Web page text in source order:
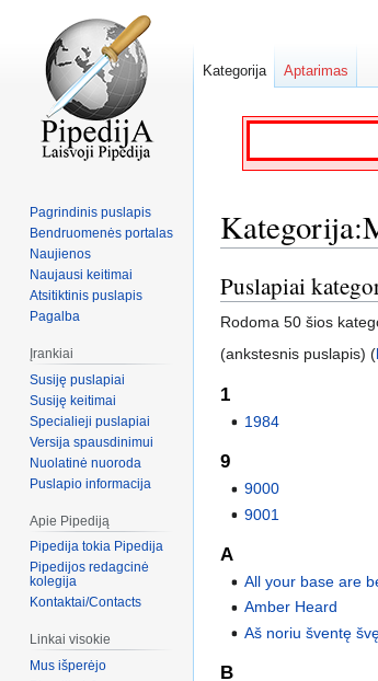
Jump
to
navigation
Jump
to
search
Puslapiai
Rodoma 50 šios
(ankstesnis puslapis) (
1
1984
9
9000
9001
A
All your base are
Amber Heard
Aš noriu šventę
B
Kategorija Aptarimas
Pagrindinis puslapis
Bendruomenės portalas
Naujienos
Naujausi keitimai
Atsitiktinis puslapis
Pagalba
Įrankiai
Susiję puslapiai
Susiję keitimai
Specialieji puslapiai
Versija spausdinimui
Nuolatinė nuoroda
Puslapio informacija
Apie Pipediją
Pipedija tokia Pipedija
Pipedijos redagcinė
kolegija
Kontaktai/Contacts
Linkai visokie
Mus išperėjo